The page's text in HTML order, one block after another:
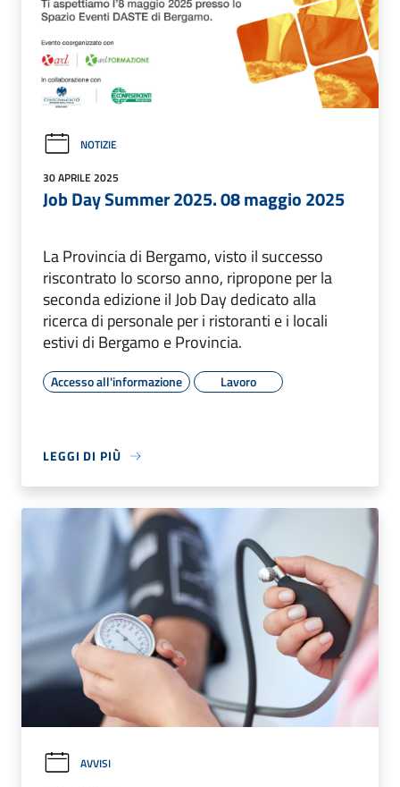
NOTIZIE
30 APRILE 2025
Job Day Summer 2025. 08 maggio 2025
La Provincia di Bergamo, visto il successo
riscontrato lo scorso anno, ripropone per la
seconda edizione il Job Day dedicato alla
ricerca di personale per i ristoranti e i locali
estivi di Bergamo e Provincia.
Accesso all'informazione Lavoro
LEGGI DI PIÙ
AVVISI